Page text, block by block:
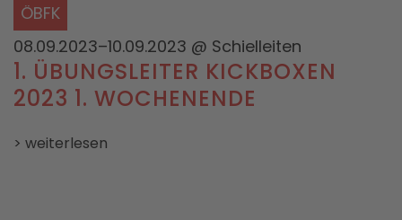
ÖBFK
08.09.2023–10.09.2023 @ Schielleiten
1. ÜBUNGSLEITER KICKBOXEN
2023 1. WOCHENENDE
> weiterlesen